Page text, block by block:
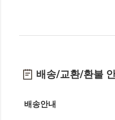
배송/교환/환불
배송안내